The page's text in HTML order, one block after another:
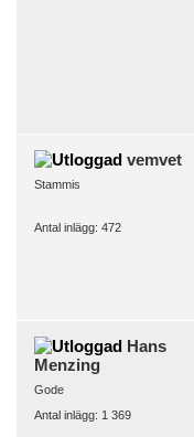
vemvet
Stammis
Antal inlägg: 472
Hans
Menzing
Gode
Antal inlägg: 1 369